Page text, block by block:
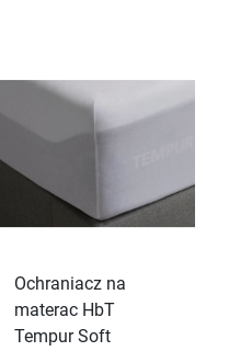
Ochraniacz na
materac HbT
Tempur Soft